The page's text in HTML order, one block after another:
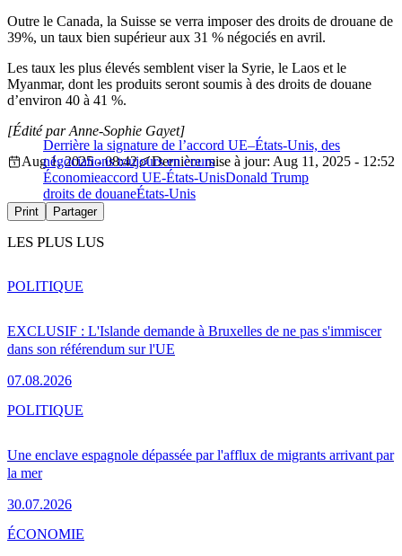
Outre le Canada, la Suisse se verra imposer des droits de drouane de
39%, un taux bien supérieur aux 31 % négociés en avril.
Les taux les plus élevés semblent viser la Syrie, le Laos et le
Myanmar, dont les produits seront soumis à des droits de douane
d’environ 40 à 41 %.
Derrière la signature de l’accord UE–États-Unis, des
négociations toujours en cours
[Édité par Anne-Sophie Gayet]
Aug 1, 2025 - 08:42
Dernière mise à jour: Aug 11, 2025 - 12:52
Économieaccord UE-États-UnisDonald Trump
droits de douaneÉtats-Unis
Print Partager
LES PLUS LUS
EXCLUSIF : L'Islande demande à Bruxelles de ne pas s'immiscer
dans son référendum sur l'UE
07.08.2026
POLITIQUE
Une enclave espagnole dépassée par l'afflux de migrants arrivant par
la mer
30.07.2026
POLITIQUE
ÉCONOMIE